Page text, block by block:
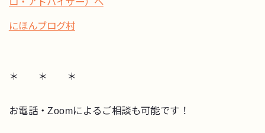
にほんブログ村
＊ ＊ ＊
お電話・Zoomによるご相談も可能です！